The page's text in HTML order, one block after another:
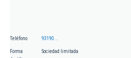
Teléfono 93190...
Forma
Sociedad limitada